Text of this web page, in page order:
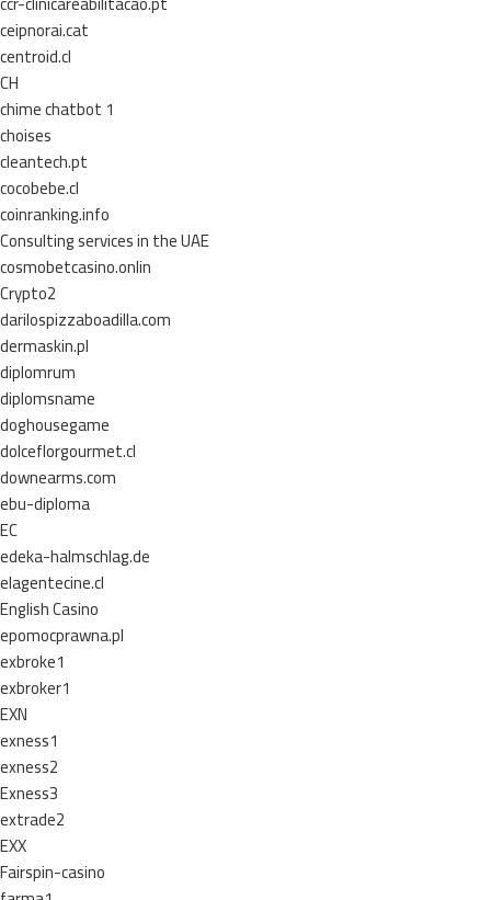
ceipnorai.cat
centroid.cl
CH
chime chatbot 1
choises
cleantech.pt
cocobebe.cl
coinranking.info
Consulting services in the UAE
cosmobetcasino.onlin
Crypto2
darilospizzaboadilla.com
dermaskin.pl
diplomrum
diplomsname
doghousegame
dolceflorgourmet.cl
downearms.com
ebu-diploma
EC
edeka-halmschlag.de
elagentecine.cl
English Casino
epomocprawna.pl
exbroke1
exbroker1
EXN
exness1
exness2
Exness3
extrade2
EXX
Fairspin-casino